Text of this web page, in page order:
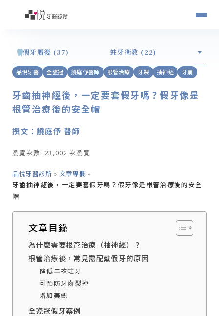
假牙贋復 (37) 蛀牙衛教 (22)
品悅牙醫 全瓷冠 饒庭伃醫師 根管治療 牙裂 抽神經 牙崩
牙齒抽神經後，一定要套假牙嗎？假牙像是
根管治療後的安全帽
撰文：饒庭伃 醫師
瀏覽次數: 23,002 次瀏覽
品悅牙醫診所 » 文章專欄 »
牙齒抽神經後，一定要套假牙嗎？假牙像是根管治療後的安全
帽
文章目錄
為什麼需要根管治療（抽神經）？
根管治療後，常見需配戴假牙的原因
降低二次蛀牙
可預防牙齒裂掉
增加美觀
全瓷冠假牙案例